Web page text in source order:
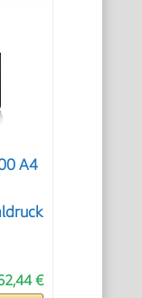
A4
€